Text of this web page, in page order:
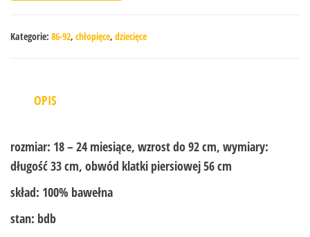
Kategorie: 86-92, chłopięce, dziecięce
OPIS
rozmiar: 18 – 24 miesiące, wzrost do 92 cm, wymiary:
długość 33 cm, obwód klatki piersiowej 56 cm
skład: 100% bawełna
stan: bdb